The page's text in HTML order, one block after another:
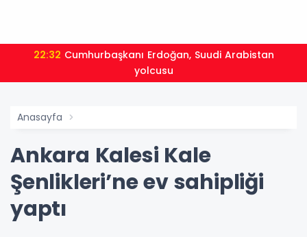
22:32
yolcusu
Anasayfa
Ankara Kalesi Kale
Şenlikleri’ne ev sahipliği
yaptı